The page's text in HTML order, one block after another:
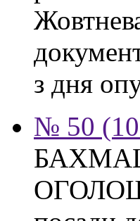
з дня
№ 50